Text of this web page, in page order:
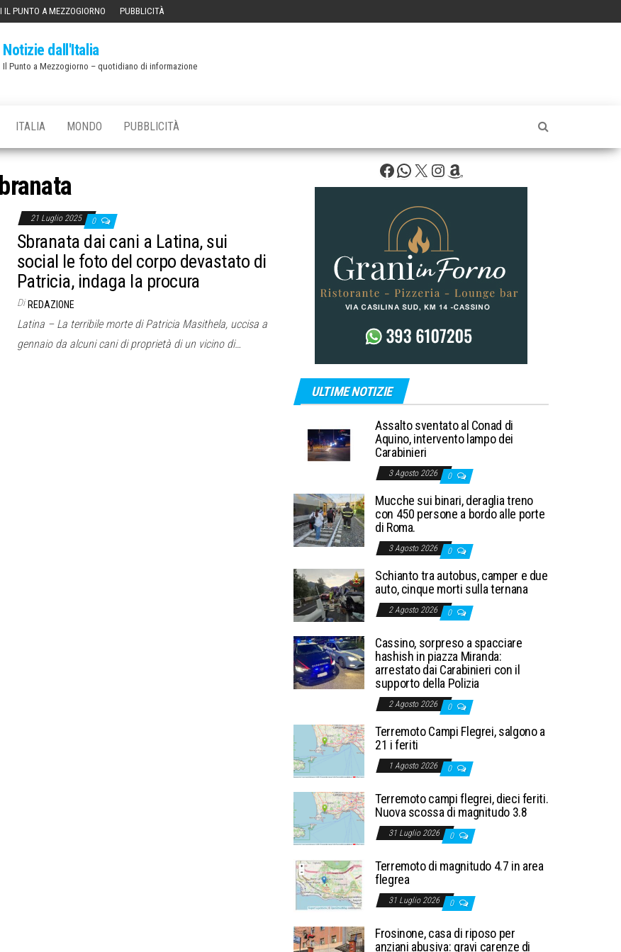
IL PUNTO A MEZZOGIORNO PUBBLICITÀ
Notizie dall'Italia
Il Punto a Mezzogiorno – quotidiano di informazione
ITALIA MONDO PUBBLICITÀ
21 Luglio 2025 0
Sbranata dai cani a Latina, sui
social le foto del corpo devastato di
Patricia, indaga la procura
Di REDAZIONE
Latina – La terribile morte di Patricia Masithela, uccisa a
gennaio da alcuni cani di proprietà di un vicino di…
Facebook
WhatsApp
X Instagram
Amazon
ULTIME NOTIZIE
Assalto sventato al Conad di
Aquino, intervento lampo dei
Carabinieri
3 Agosto 2026 0
Mucche sui binari, deraglia treno
con 450 persone a bordo alle porte
di Roma.
3 Agosto 2026 0
Schianto tra autobus, camper e due
auto, cinque morti sulla ternana
2 Agosto 2026 0
Cassino, sorpreso a spacciare
hashish in piazza Miranda:
arrestato dai Carabinieri con il
supporto della Polizia
2 Agosto 2026 0
Terremoto Campi Flegrei, salgono a
21 i feriti
1 Agosto 2026 0
Terremoto campi flegrei, dieci feriti.
Nuova scossa di magnitudo 3.8
31 Luglio 2026 0
Terremoto di magnitudo 4.7 in area
flegrea
31 Luglio 2026 0
Frosinone, casa di riposo per
anziani abusiva: gravi carenze di